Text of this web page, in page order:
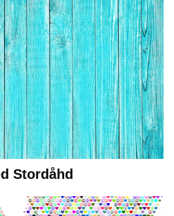
Stordåhd